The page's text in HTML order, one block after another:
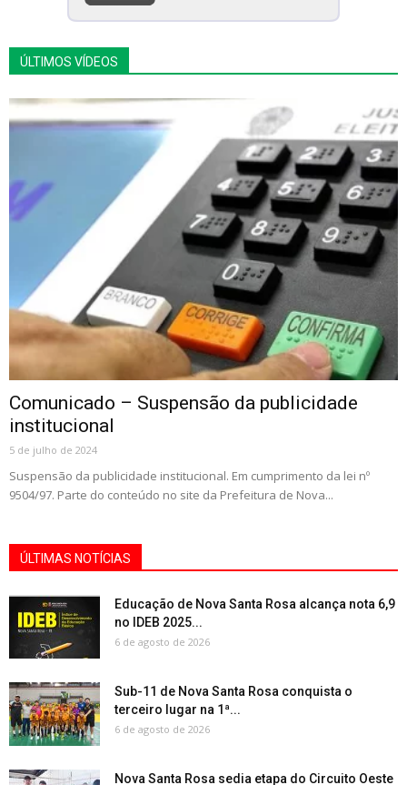
ÚLTIMOS VÍDEOS
Comunicado – Suspensão da publicidade
institucional
5 de julho de 2024
Suspensão da publicidade institucional. Em cumprimento da lei nº
9504/97. Parte do conteúdo no site da Prefeitura de Nova...
ÚLTIMAS NOTÍCIAS
Educação de Nova Santa Rosa alcança nota 6,9
no IDEB 2025...
6 de agosto de 2026
Sub-11 de Nova Santa Rosa conquista o
terceiro lugar na 1ª...
6 de agosto de 2026
Nova Santa Rosa sedia etapa do Circuito Oeste